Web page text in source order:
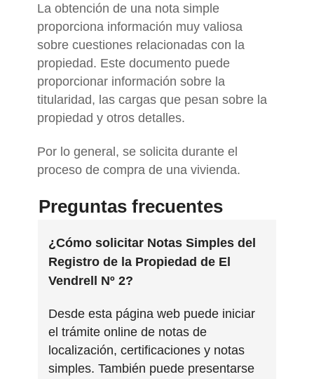
La obtención de una nota simple
proporciona información muy valiosa
sobre cuestiones relacionadas con la
propiedad. Este documento puede
proporcionar información sobre la
titularidad, las cargas que pesan sobre la
propiedad y otros detalles.
Por lo general, se solicita durante el
proceso de compra de una vivienda.
Preguntas frecuentes
¿Cómo solicitar Notas Simples del
Registro de la Propiedad de El
Vendrell Nº 2?
Desde esta página web puede iniciar
el trámite online de notas de
localización, certificaciones y notas
simples. También puede presentarse